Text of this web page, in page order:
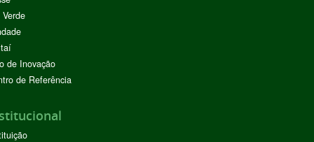
de Inovação
de Referência